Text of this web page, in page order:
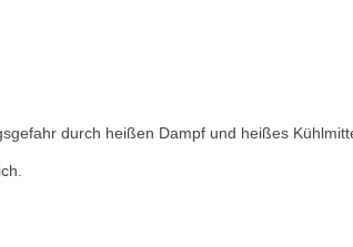
durch heißen Dampf und heißes